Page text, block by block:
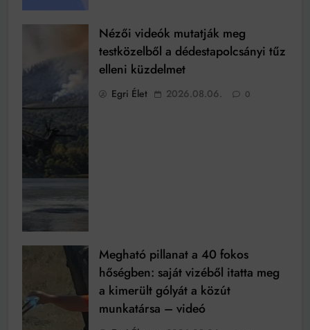
Nézői videók mutatják meg
testközelből a dédestapolcsányi tűz
elleni küzdelmet
Egri Élet 2026.08.06. 0
Megható pillanat a 40 fokos
hőségben: saját vizéből itatta meg
a kimerült gólyát a közút
munkatársa – videó